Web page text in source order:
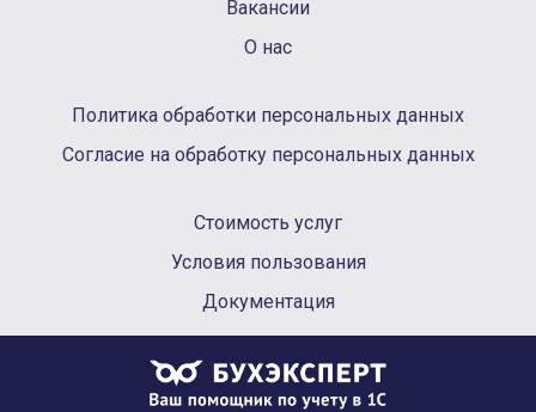
Вакансии
О нас
Политика обработки персональных данных
Согласие на обработку персональных данных
Стоимость услуг
Условия пользования
Документация